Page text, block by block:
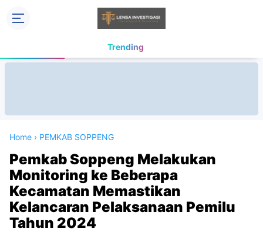
Trending
Home › PEMKAB SOPPENG
Pemkab Soppeng Melakukan
Monitoring ke Beberapa
Kecamatan Memastikan
Kelancaran Pelaksanaan Pemilu
Tahun 2024